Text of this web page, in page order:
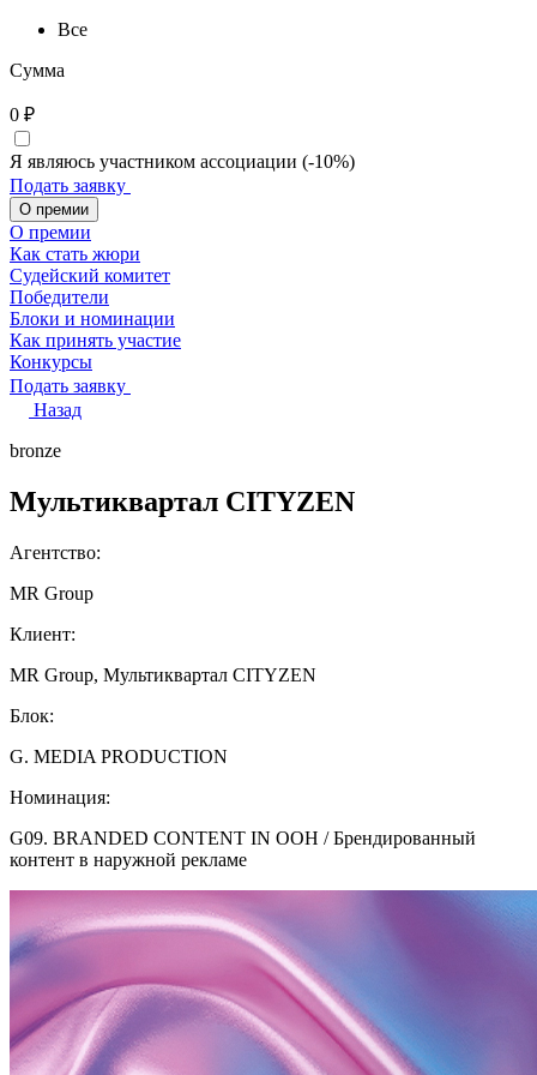
Все
Сумма
0 ₽
Я являюсь участником ассоциации (-10%)
Подать заявку
О премии
О премии
Как стать жюри
Судейский комитет
Победители
Блоки и номинации
Как принять участие
Конкурсы
Подать заявку
Назад
bronze
Мультиквартал CITYZEN
Агентство:
MR Group
Клиент:
MR Group, Мультиквартал CITYZEN
Блок:
G. MEDIA PRODUCTION
Номинация:
G09. BRANDED CONTENT IN OOH / Брендированный
контент в наружной рекламе